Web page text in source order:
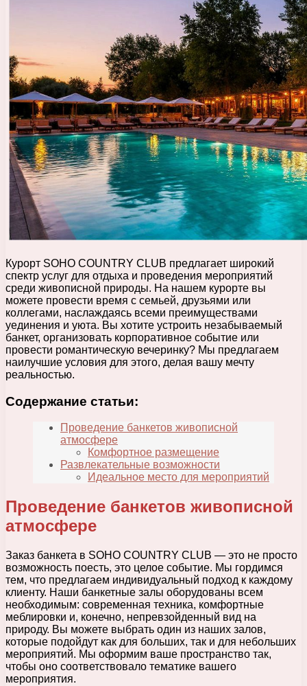
Курорт SOHO COUNTRY CLUB предлагает широкий
спектр услуг для отдыха и проведения мероприятий
среди живописной природы. На нашем курорте вы
можете провести время с семьей, друзьями или
коллегами, наслаждаясь всеми преимуществами
уединения и уюта. Вы хотите устроить незабываемый
банкет, организовать корпоративное событие или
провести романтическую вечеринку? Мы предлагаем
наилучшие условия для этого, делая вашу мечту
реальностью.
Содержание статьи:
Проведение банкетов живописной
атмосфере
Комфортное размещение
Развлекательные возможности
Идеальное место для мероприятий
Проведение банкетов живописной
атмосфере
Заказ банкета в SOHO COUNTRY CLUB — это не просто
возможность поесть, это целое событие. Мы гордимся
тем, что предлагаем индивидуальный подход к каждому
клиенту. Наши банкетные залы оборудованы всем
необходимым: современная техника, комфортные
меблировки и, конечно, непревзойденный вид на
природу. Вы можете выбрать один из наших залов,
которые подойдут как для больших, так и для небольших
мероприятий. Мы оформим ваше пространство так,
чтобы оно соответствовало тематике вашего
мероприятия.